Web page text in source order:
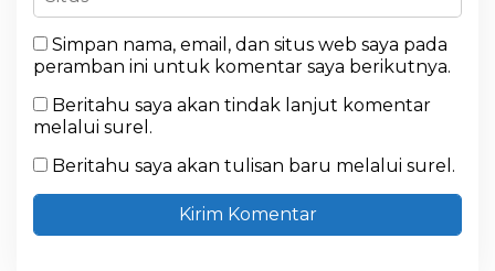
Simpan nama, email, dan situs web saya pada
peramban ini untuk komentar saya berikutnya.
Beritahu saya akan tindak lanjut komentar
melalui surel.
Beritahu saya akan tulisan baru melalui surel.